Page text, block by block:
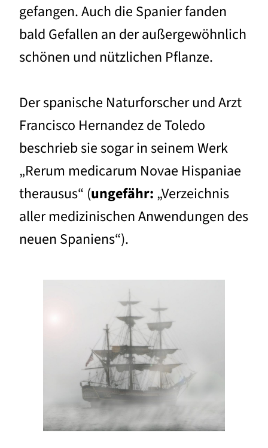
gefangen. Auch die Spanier fanden
bald Gefallen an der außergewöhnlich
schönen und nützlichen Pflanze.
Der spanische Naturforscher und Arzt
Francisco Hernandez de Toledo
beschrieb sie sogar in seinem Werk
„Rerum medicarum Novae Hispaniae
therausus“ (ungefähr: „Verzeichnis
aller medizinischen Anwendungen des
neuen Spaniens“).